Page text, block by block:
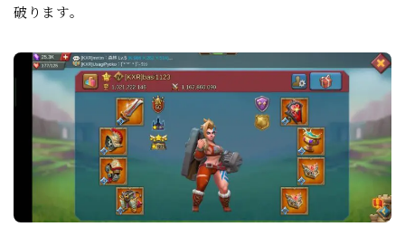
破ります。